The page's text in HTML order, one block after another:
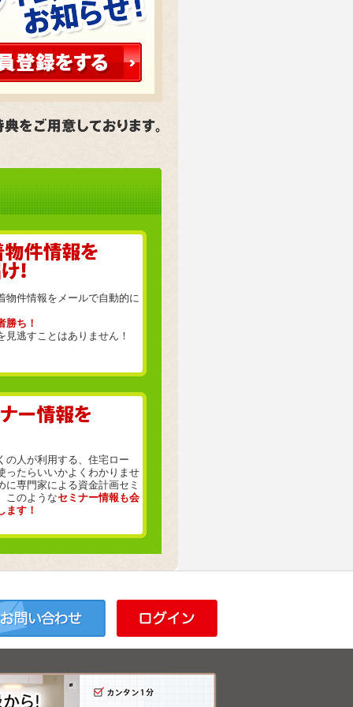
物件情報をメールで自動的に
勝ち！
見逃すことはありません！
の人が利用する、住宅ロー
ったらいいかよくわかりませ
に専門家による資金計画セミ
このようなセミナー情報も会
ます！